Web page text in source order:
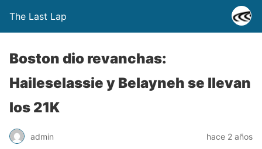
The Last Lap
Boston dio revanchas:
Haileselassie y Belayneh se llevan
los 21K
admin hace 2 años